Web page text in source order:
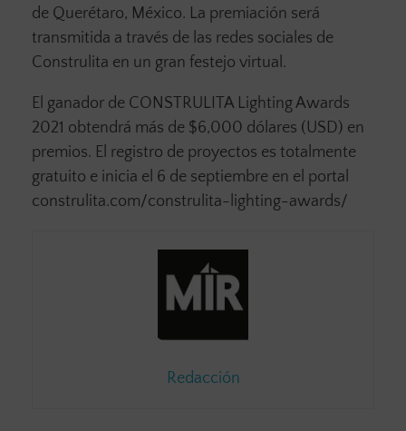
de Querétaro, México. La premiación será
transmitida a través de las redes sociales de
Construlita en un gran festejo virtual.
El ganador de CONSTRULITA Lighting Awards
2021 obtendrá más de $6,000 dólares (USD) en
premios. El registro de proyectos es totalmente
gratuito e inicia el 6 de septiembre en el portal
construlita.com/construlita-lighting-awards/
Redacción